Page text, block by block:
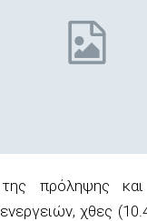
πρόληψης
χθες